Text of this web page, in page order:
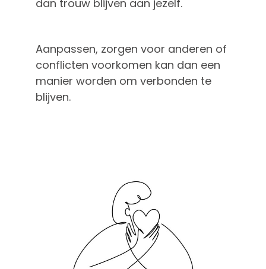
dan trouw blijven aan jezelf.
Aanpassen, zorgen voor anderen of
conflicten voorkomen kan dan een
manier worden om verbonden te
blijven.